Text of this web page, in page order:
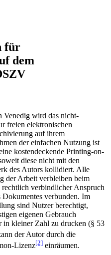
für
dem
Venedig wird das nicht-
freien elektronischen
auf ihrem
der einfachen Nutzung ist
kostendeckende Printing-on-
diese nicht mit den
des Autors kollidiert. Alle
der Arbeit verbleiben beim
verbindlicher Anspruch
verbunden. Im
sind Nutzer berechtigt,
eigenen Gebrauch
in kleiner Zahl zu drucken (§ 53
der Autor durch die
Lizenz[2] einräumen.